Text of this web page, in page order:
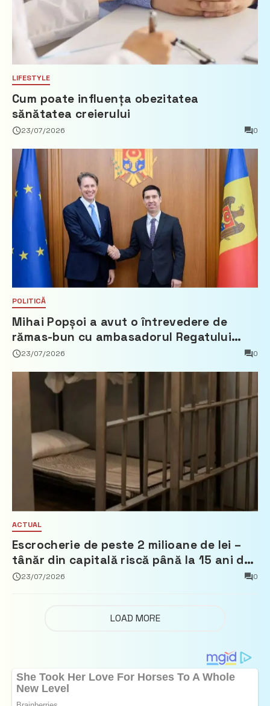
LIFESTYLE
Cum poate influența obezitatea
sănătatea creierului
23/07/2026 0
POLITICĂ
Mihai Popșoi a avut o întrevedere de
rămas-bun cu ambasadorul Regatului
Țărilor de Jos, Fred Duijn
23/07/2026 0
ACTUAL
Escrocherie de peste 2 milioane de lei –
tânăr din capitală riscă până la 15 ani de
închisoare
23/07/2026 0
LOAD MORE